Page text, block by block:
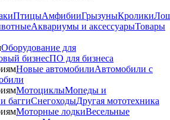
ПтицыАмфибииГрызуныКролики
Аквариумы и аксессуарыТовары
Оборудование для
бизнесПО для бизнеса
Новые автомобилиАвтомобили с
МотоциклыМопеды и
баггиСнегоходыДругая мототехника
Моторные лодкиВесельные